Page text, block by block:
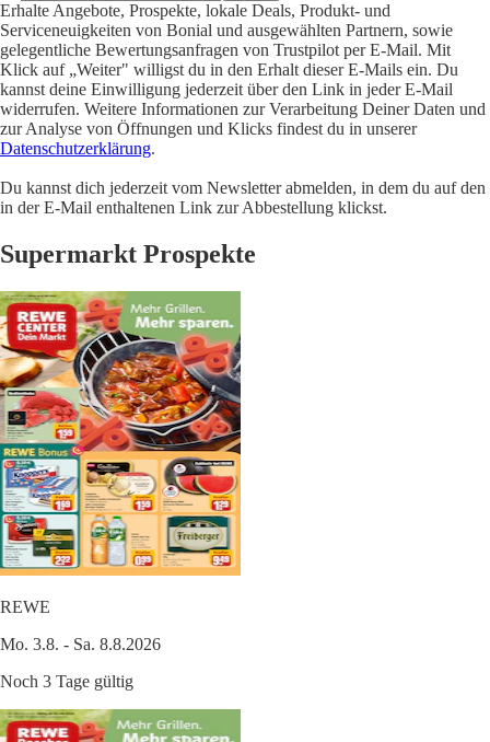
Erhalte Angebote, Prospekte, lokale Deals, Produkt- und
Serviceneuigkeiten von Bonial und ausgewählten Partnern, sowie
gelegentliche Bewertungsanfragen von Trustpilot per E-Mail. Mit
Klick auf „Weiter" willigst du in den Erhalt dieser E-Mails ein. Du
kannst deine Einwilligung jederzeit über den Link in jeder E-Mail
widerrufen. Weitere Informationen zur Verarbeitung Deiner Daten und
zur Analyse von Öffnungen und Klicks findest du in unserer
Datenschutzerklärung.
Du kannst dich jederzeit vom Newsletter abmelden, in dem du auf den
in der E-Mail enthaltenen Link zur Abbestellung klickst.
Supermarkt Prospekte
REWE
Mo. 3.8. - Sa. 8.8.2026
Noch 3 Tage gültig